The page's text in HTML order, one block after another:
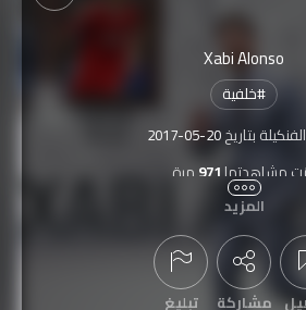
Xabi Alonso
#خلفية
بتاريخ2017-05-20
مشاهدتها971 مرة
المزيد
مشاركة تبليغ